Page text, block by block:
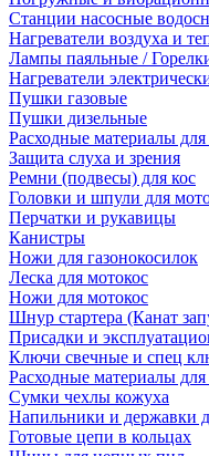
Станции насосные
Нагреватели воздуха и
Лампы паяльные /
Нагреватели
Пушки газовые
Пушки дизельные
Расходные материалы
Защита слуха и зрения
Ремни (подвесы) для кос
Головки и шпули для
Перчатки и рукавицы
Канистры
Ножи для газонокосилок
Леска для мотокос
Ножи для мотокос
Шнур стартера (Канат
Присадки и
Ключи свечные и спец
Расходные материалы
Сумки чехлы кожуха
Напильники и державки
Готовые цепи в кольцах